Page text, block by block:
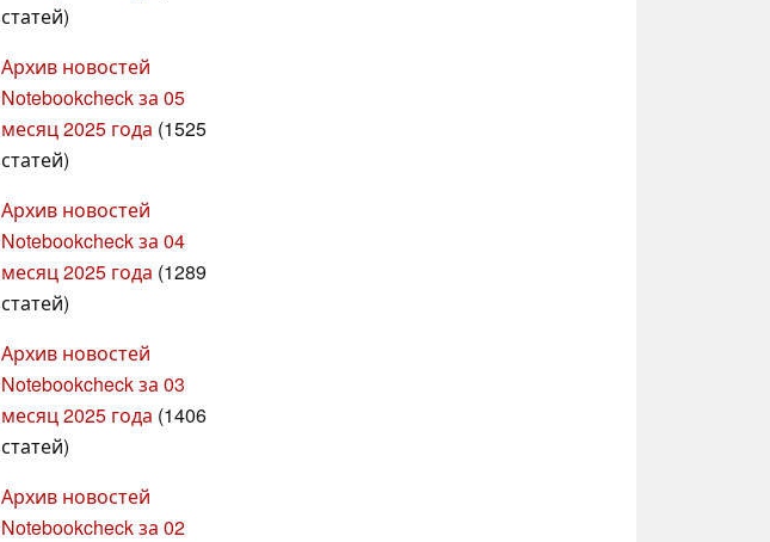
статей)
Архив новостей
Notebookcheck за 05
месяц 2025 года (1525
статей)
Архив новостей
Notebookcheck за 04
месяц 2025 года (1289
статей)
Архив новостей
Notebookcheck за 03
месяц 2025 года (1406
статей)
Архив новостей
Notebookcheck за 02